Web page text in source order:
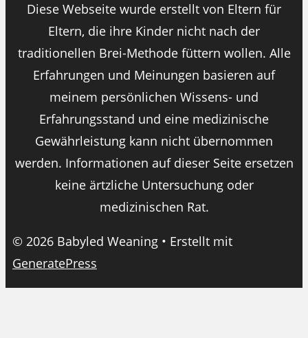
Diese Webseite wurde erstellt von Eltern für
Eltern, die ihre Kinder nicht nach der
traditionellen Brei-Methode füttern wollen. Alle
Erfahrungen und Meinungen basieren auf
meinem persönlichen Wissens- und
Erfahrungsstand und eine medizinische
Gewährleistung kann nicht übernommen
werden. Informationen auf dieser Seite ersetzen
keine ärtzliche Untersuchung oder
medizinischen Rat.
© 2026 Babyled Weaning • Erstellt mit
GeneratePress